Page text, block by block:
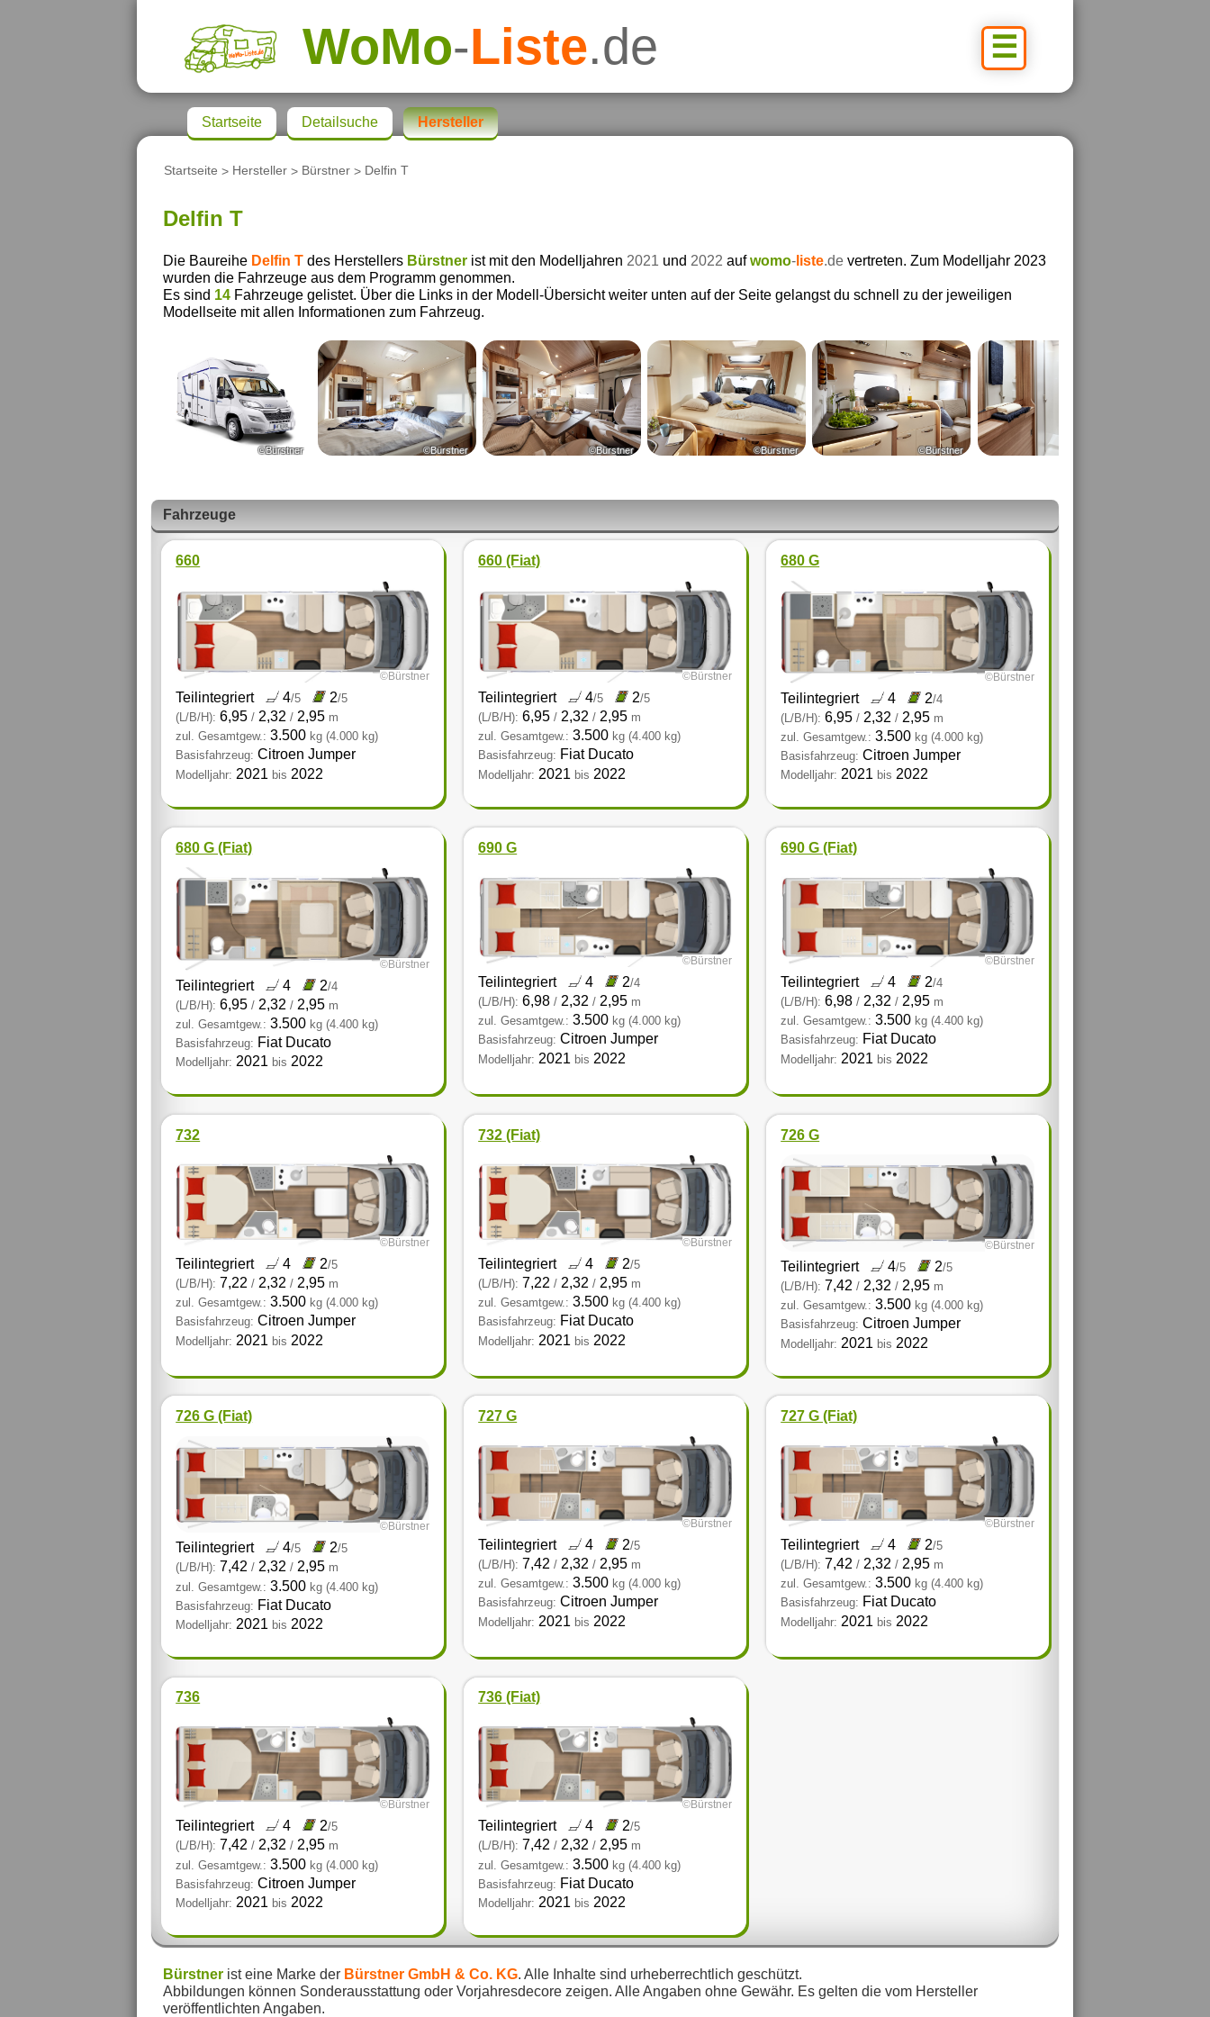
☰
WoMo-Liste.de
Startseite > Hersteller > Bürstner > Delfin T
Delfin T
Die Baureihe Delfin Tdes Herstellers Bürstnerist mit den Modelljahren 2021 und 2022 aufwomo-liste.devertreten. Zum Modelljahr 2023
wurden die Fahrzeuge aus dem Programm genommen.
Es sind 14Fahrzeuge gelistet. Über die Links in der Modell-Übersicht weiter unten auf der Seite gelangst du schnell zu der jeweiligen
Modellseite mit allen Informationen zum Fahrzeug.
©Bürstner ©Bürstner ©Bürstner ©Bürstner ©Bürstner
Fahrzeuge
660
©Bürstner
Teilintegriert 4/5 2/5
(L/B/H): 6,95/ 2,32/ 2,95 m
zul. Gesamtgew.: 3.500 kg (4.000 kg)
Basisfahrzeug: Citroen Jumper
Modelljahr: 2021 bis 2022
660 (Fiat)
©Bürstner
Teilintegriert 4/5 2/5
(L/B/H): 6,95/ 2,32/ 2,95 m
zul. Gesamtgew.: 3.500 kg (4.400 kg)
Basisfahrzeug: Fiat Ducato
Modelljahr: 2021 bis 2022
680 G
©Bürstner
Teilintegriert 4 2/4
(L/B/H): 6,95/ 2,32/ 2,95 m
zul. Gesamtgew.: 3.500 kg (4.000 kg)
Basisfahrzeug: Citroen Jumper
Modelljahr: 2021 bis 2022
680 G (Fiat)
©Bürstner
Teilintegriert 4 2/4
(L/B/H): 6,95/ 2,32/ 2,95 m
zul. Gesamtgew.: 3.500 kg (4.400 kg)
Basisfahrzeug: Fiat Ducato
Modelljahr: 2021 bis 2022
690 G
©Bürstner
Teilintegriert 4 2/4
(L/B/H): 6,98/ 2,32/ 2,95 m
zul. Gesamtgew.: 3.500 kg (4.000 kg)
Basisfahrzeug: Citroen Jumper
Modelljahr: 2021 bis 2022
690 G (Fiat)
©Bürstner
Teilintegriert 4 2/4
(L/B/H): 6,98/ 2,32/ 2,95 m
zul. Gesamtgew.: 3.500 kg (4.400 kg)
Basisfahrzeug: Fiat Ducato
Modelljahr: 2021 bis 2022
732
©Bürstner
Teilintegriert 4 2/5
(L/B/H): 7,22/ 2,32/ 2,95 m
zul. Gesamtgew.: 3.500 kg (4.000 kg)
Basisfahrzeug: Citroen Jumper
Modelljahr: 2021 bis 2022
732 (Fiat)
©Bürstner
Teilintegriert 4 2/5
(L/B/H): 7,22/ 2,32/ 2,95 m
zul. Gesamtgew.: 3.500 kg (4.400 kg)
Basisfahrzeug: Fiat Ducato
Modelljahr: 2021 bis 2022
726 G
©Bürstner
Teilintegriert 4/5 2/5
(L/B/H): 7,42/ 2,32/ 2,95 m
zul. Gesamtgew.: 3.500 kg (4.000 kg)
Basisfahrzeug: Citroen Jumper
Modelljahr: 2021 bis 2022
726 G (Fiat)
©Bürstner
Teilintegriert 4/5 2/5
(L/B/H): 7,42/ 2,32/ 2,95 m
zul. Gesamtgew.: 3.500 kg (4.400 kg)
Basisfahrzeug: Fiat Ducato
Modelljahr: 2021 bis 2022
727 G
©Bürstner
Teilintegriert 4 2/5
(L/B/H): 7,42/ 2,32/ 2,95 m
zul. Gesamtgew.: 3.500 kg (4.000 kg)
Basisfahrzeug: Citroen Jumper
Modelljahr: 2021 bis 2022
727 G (Fiat)
©Bürstner
Teilintegriert 4 2/5
(L/B/H): 7,42/ 2,32/ 2,95 m
zul. Gesamtgew.: 3.500 kg (4.400 kg)
Basisfahrzeug: Fiat Ducato
Modelljahr: 2021 bis 2022
736
©Bürstner
Teilintegriert 4 2/5
(L/B/H): 7,42/ 2,32/ 2,95 m
zul. Gesamtgew.: 3.500 kg (4.000 kg)
Basisfahrzeug: Citroen Jumper
Modelljahr: 2021 bis 2022
736 (Fiat)
©Bürstner
Teilintegriert 4 2/5
(L/B/H): 7,42/ 2,32/ 2,95 m
zul. Gesamtgew.: 3.500 kg (4.400 kg)
Basisfahrzeug: Fiat Ducato
Modelljahr: 2021 bis 2022
Bürstnerist eine Marke der Bürstner GmbH & Co. KG. Alle Inhalte sind urheberrechtlich geschützt.
Abbildungen können Sonderausstattung oder Vorjahresdecore zeigen. Alle Angaben ohne Gewähr. Es gelten die vom Hersteller
veröffentlichten Angaben.
Startseite Detailsuche Hersteller